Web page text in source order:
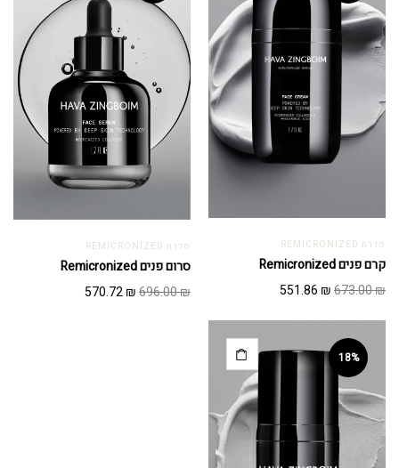
סדרת REMICRONIZED
קרם פנים Remicronized
673.00₪
המחיר
היה:
673.00 ₪.
551.86 ₪
המחיר
הוא:
551.86 ₪.
סדרת REMICRONIZED
סרום פנים Remicronized
696.00₪
המחיר570.72₪
המחיר
18%